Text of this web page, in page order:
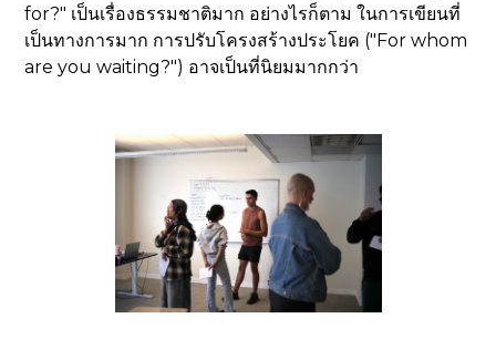
for?" เป็นเรื่องธรรมชาติมาก อย่างไรก็ตาม ในการเขียนที่
เป็นทางการมาก การปรับโครงสร้างประโยค ("For whom
are you waiting?") อาจเป็นที่นิยมมากกว่า